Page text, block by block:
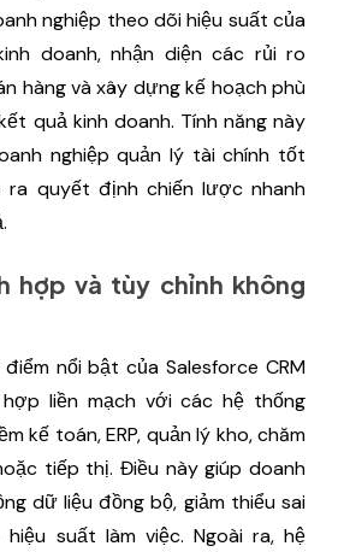
nghiệp theo dõi hiệu suất của
doanh, nhận diện các rủi ro
hàng và xây dựng kế hoạch phù
quả kinh doanh. Tính năng này
nghiệp quản lý tài chính tốt
ra quyết định chiến lược nhanh
hợp và tùy chỉnh không
nổi bật của Salesforce CRM
liền mạch với các hệ thống
kế toán, ERP, quản lý kho, chăm
tiếp thị. Điều này giúp doanh
dữ liệu đồng bộ, giảm thiểu sai
suất làm việc. Ngoài ra, hệ